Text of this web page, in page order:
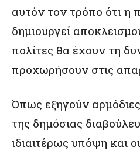
αυτόν τον τρόπο ότι η
δημιουργεί
πολίτες θα έχουν τη
προχωρήσουν στις
Όπως εξηγούν
της δημόσιας
ιδιαιτέρως υπόψη και